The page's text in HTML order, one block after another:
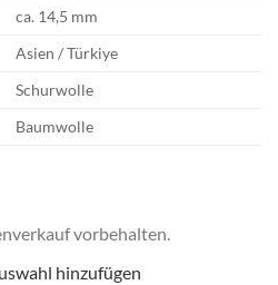
ca. 14,5 mm
Asien / Türkiye
Schurwolle
Baumwolle
vorbehalten.
hinzufügen